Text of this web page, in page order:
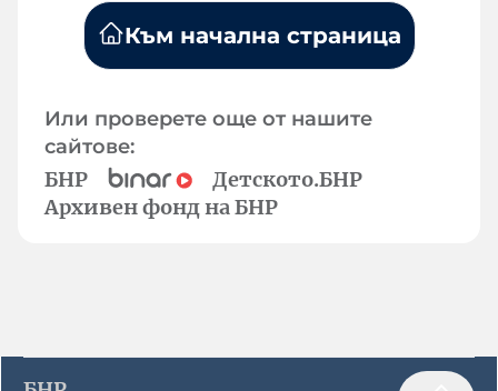
Към начална страница
Или проверете още от нашите
сайтове:
БНР
Детското.БНР
Архивен фонд на БНР